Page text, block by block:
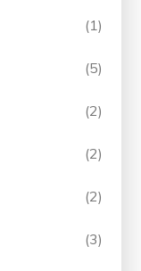
(1)
(5)
(2)
(2)
(2)
(3)